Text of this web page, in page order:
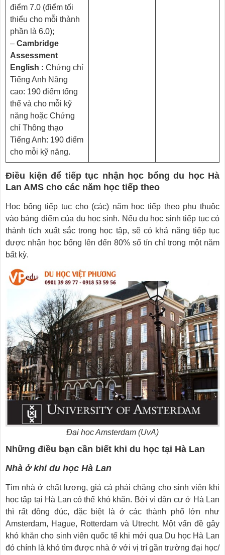
điểm 7.0 (điểm tối
thiểu cho mỗi thành
phần là 6.0);
– Cambridge
Assessment
English : Chứng chỉ
Tiếng Anh Nâng
cao: 190 điểm tổng
thể và cho mỗi kỹ
năng hoặc Chứng
chỉ Thông thạo
Tiếng Anh: 190 điểm
cho mỗi kỹ năng.
Điều kiện để tiếp tục nhận học bổng du học Hà
Lan AMS cho các năm học tiếp theo
Học bổng tiếp tục cho (các) năm học tiếp theo phụ thuộc
vào bảng điểm của du học sinh. Nếu du học sinh tiếp tục có
thành tích xuất sắc trong học tập, sẽ có khả năng tiếp tục
được nhận học bổng lên đến 80% số tín chỉ trong một năm
bất kỳ.
Đại học Amsterdam (UvA)
Những điều bạn cần biết khi du học tại Hà Lan
Nhà ở khi du học Hà Lan
Tìm nhà ở chất lượng, giá cả phải chăng cho sinh viên khi
học tập tại Hà Lan có thể khó khăn. Bởi vì dân cư ở Hà Lan
thì rất đông đúc, đặc biệt là ở các thành phố lớn như
Amsterdam, Hague, Rotterdam và Utrecht. Một vấn đề gây
khó khăn cho sinh viên quốc tế khi mới qua Du học Hà Lan
đó chính là khó tìm được nhà ở với vị trí gần trường đại học/